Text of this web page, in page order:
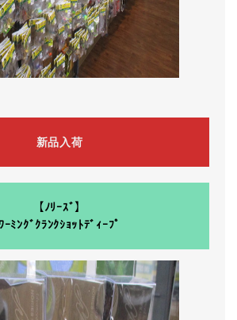
新品入荷
【ﾉﾘｰｽﾞ】
ﾜｰﾐﾝｸﾞｸﾗﾝｸｼｮｯﾄﾃﾞｨｰﾌﾟ